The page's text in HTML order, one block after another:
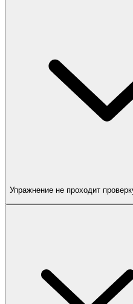
Упражнение не проходит